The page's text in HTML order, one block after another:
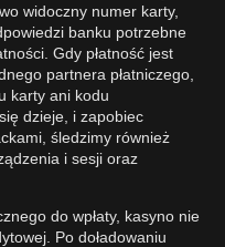
widoczny numer karty,
banku potrzebne
Gdy płatność jest
partnera płatniczego,
karty ani kodu
dzieje, i zapobiec
śledzimy również
i sesji oraz
do wpłaty, kasyno nie
Po doładowaniu